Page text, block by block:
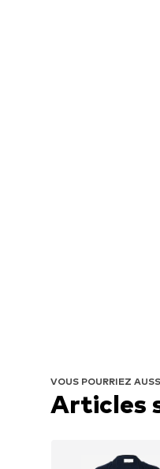
VOUS POURRIEZ
Articles